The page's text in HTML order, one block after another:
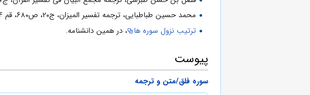
محمد حسین طباطبایی، ترجمه تفسیر المیزان، ج‌۲۰، ص۶۸۰، قم ۱۳۷۴.
ترتیب نزول سوره ها ، در همین دانشنامه.
پیوست
سوره فلق/متن و ترجمه